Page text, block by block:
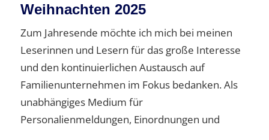
Weihnachten 2025
Zum Jahresende möchte ich mich bei meinen
Leserinnen und Lesern für das große Interesse
und den kontinuierlichen Austausch auf
Familienunternehmen im Fokus bedanken. Als
unabhängiges Medium für
Personalienmeldungen, Einordnungen und